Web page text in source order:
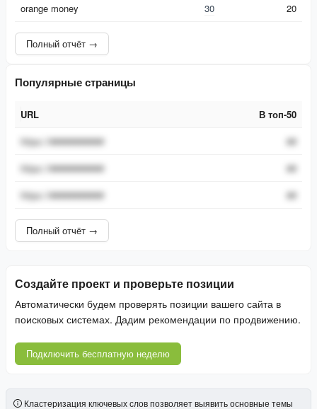
orange money
30 20
Полный отчёт →
Популярные страницы
URL
В топ-50
URL
https://###########
##
https://###########
##
https://###########
##
Полный отчёт →
Создайте проект и проверьте позиции
Автоматически будем проверять позиции вашего сайта в
поисковых системах. Дадим рекомендации по продвижению.
Подключить бесплатную неделю
Кластеризация ключевых слов позволяет выявить основные темы